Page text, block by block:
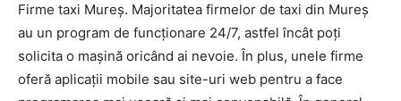
Firme taxi Mureș. Majoritatea firmelor de taxi din Mureș
au un program de funcționare 24/7, astfel încât poți
solicita o mașină oricând ai nevoie. În plus, unele firme
oferă aplicații mobile sau site-uri web pentru a face